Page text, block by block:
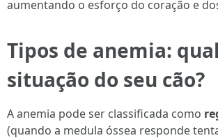
aumentando o esforço do coração e
Tipos de anemia:
situação do seu cão?
A anemia pode ser classificada como
(quando a medula óssea responde